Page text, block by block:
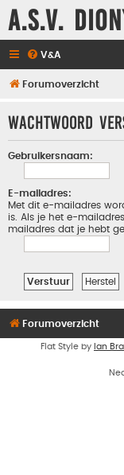
A.S.V.
V&A
Forumoverzicht
Wachtwoord
Gebruikersnaam:
E-mailadres:
Met dit e-mailadres
is. Als je het e-
mailadres dat je hebt
Forumoverzicht
Flat Style by Ian